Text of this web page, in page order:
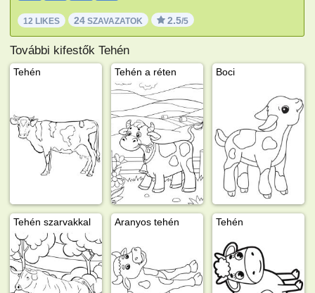
12 LIKES 24 SZAVAZATOK 2.5/5
További kifestők Tehén
Tehén Tehén a réten Boci
Tehén szarvakkal Aranyos tehén Tehén